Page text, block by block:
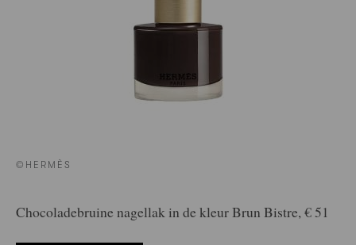
©HERMÈS
Chocoladebruine nagellak in de kleur Brun Bistre, € 51